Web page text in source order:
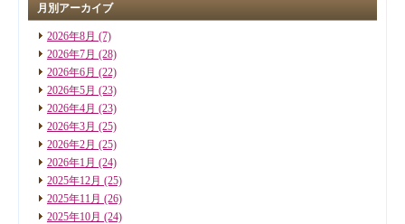
月別アーカイブ
2026年8月 (7)
2026年7月 (28)
2026年6月 (22)
2026年5月 (23)
2026年4月 (23)
2026年3月 (25)
2026年2月 (25)
2026年1月 (24)
2025年12月 (25)
2025年11月 (26)
2025年10月 (24)